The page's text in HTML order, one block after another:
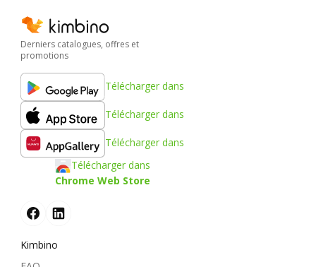
Derniers catalogues, offres et
promotions
Télécharger dans
Télécharger dans
Télécharger dans
Télécharger dans
Chrome Web Store
Kimbino